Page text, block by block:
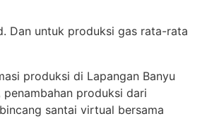
Dan untuk produksi gas rata-rata
produksi di Lapangan Banyu
produksi dari
santai virtual bersama